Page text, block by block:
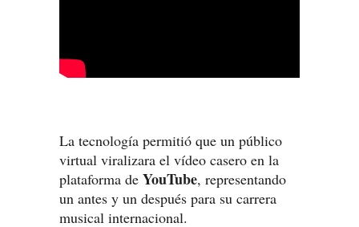
La tecnología permitió que un público
virtual viralizara el vídeo casero en la
plataforma de YouTube, representando
un antes y un después para su carrera
musical internacional.